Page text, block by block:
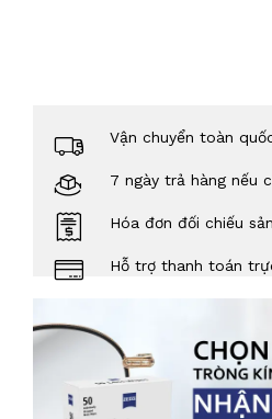
Vận chuyển toàn
7 ngày trả hàng nếu
Hóa đơn đối chiếu
Hỗ trợ thanh toán